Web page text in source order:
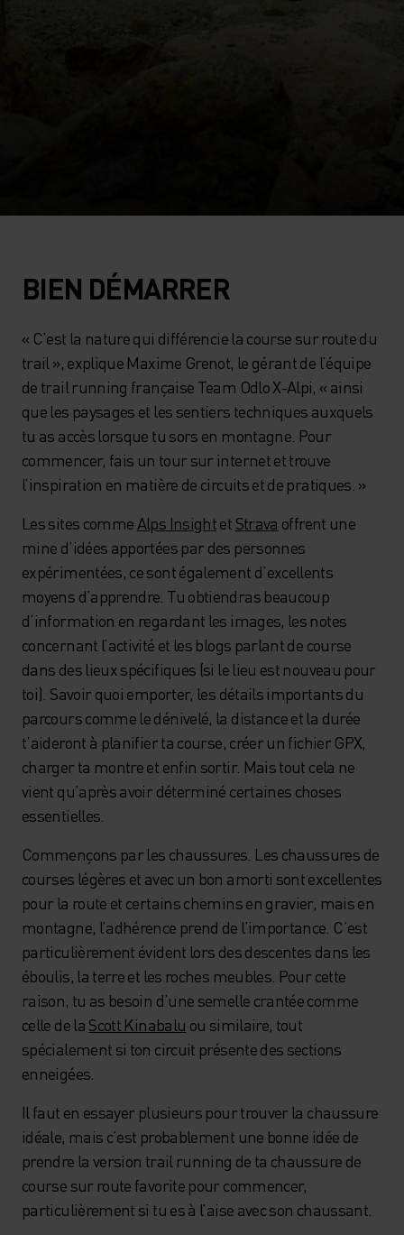
BIEN DÉMARRER
« C’est la nature qui différencie la course sur route du
trail », explique Maxime Grenot, le gérant de l’équipe
de trail running française Team Odlo X-Alpi, « ainsi
que les paysages et les sentiers techniques auxquels
tu as accès lorsque tu sors en montagne. Pour
commencer, fais un tour sur internet et trouve
l’inspiration en matière de circuits et de pratiques. »
Les sites comme Alps Insightet Strava offrent une
mine d’idées apportées par des personnes
expérimentées, ce sont également d’excellents
moyens d’apprendre. Tu obtiendras beaucoup
d’information en regardant les images, les notes
concernant l’activité et les blogs parlant de course
dans des lieux spécifiques (si le lieu est nouveau pour
toi). Savoir quoi emporter, les détails importants du
parcours comme le dénivelé, la distance et la durée
t’aideront à planifier ta course, créer un fichier GPX,
charger ta montre et enfin sortir. Mais tout cela ne
vient qu’après avoir déterminé certaines choses
essentielles.
Commençons par les chaussures. Les chaussures de
courses légères et avec un bon amorti sont excellentes
pour la route et certains chemins en gravier, mais en
montagne, l’adhérence prend de l’importance. C’est
particulièrement évident lors des descentes dans les
éboulis, la terre et les roches meubles. Pour cette
raison, tu as besoin d’une semelle crantée comme
celle de la Scott Kinabalu ou similaire, tout
spécialement si ton circuit présente des sections
enneigées.
Il faut en essayer plusieurs pour trouver la chaussure
idéale, mais c’est probablement une bonne idée de
prendre la version trail running de ta chaussure de
course sur route favorite pour commencer,
particulièrement si tu es à l’aise avec son chaussant.